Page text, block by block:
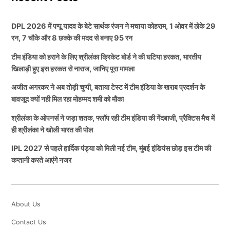
लगातार चार हार के बाद पंजाब किंग्स की प्लेऑफ की राह मुश्किल
होती जा रही है। सीजन की शुरुआत में टीम शानदार लय में दिख
रही थी, लेकिन अब टीम पर दबाव बढ़ चुका है। कप्तान श्रेयस
अय्यर (Shreyas Iyer) के बयान से साफ है कि आने वाले मैचों में
पंजाब किंग्स को वापसी के लिए हर विभाग में बेहतर प्रदर्शन करना
होगा।
ALSO READ:MI और LSG हुई IPL 2026 से बाहर, अब
इन 4 टीमों पर मंडरा रहा है प्लेऑफ से बाहर होने का खतरा
Indian Premier League 2026 IPL IPL 2026
Punjab Kings
आइए आपको भी इसके बारे में जानकारी देते हैं कि श्रीलंका बोर्ड ने
ऐसी कौन सी पीच तैयारी कि है जिससे भारतीय टीम के लिए
श्रीलंका बोर्ड ने अभ्यास मैच के लिए बनाई तेज
गेंदबाजों की मददगार पिच
सूत्रों से मिली जानकारी के अनुसार कोलंबो के नॉनडेस्क्रिप्ट्स
क्रिकेट क्लब की पिच पर काफी ज्यादा घास छोड़ी गई थी।
जिससे भारतीय टीम के गेंदबाज नाखुश नजर आ रहे हैं। यह खबर
उठाया जा रहा है कि आखिरी इसके पीछे का कारण क्या था?
DPL 2026 में पप्पू यादव के बेटे सार्थक रंजन ने मचाया कोहराम, 1 ओवर में ठोके 29
रन, 7 चौके और 8 छक्के की मदद से बनाए 95 रन
टीम इंडिया को हराने के लिए श्रीलंका क्रिकेट बोर्ड ने की घटिया हरकत, भारतीय
खिलाड़ी हुए इस हरकत से नाराज, जानिए पूरा मामला
अजीत अगरकर ने अब तोड़ी चुप्पी, बताया टेस्ट में टीम इंडिया के खराब प्रदर्शन के
बावजूद क्यों नही मिल रहा मोहम्मद शमी को मौका
श्रीलंका के ओपनर्स ने जड़ा शतक, फ्लॉप रही टीम इंडिया की गेंदबाजी, प्रैक्टिस मैच में
ही श्रीलंका ने खोली भारत की पोल
IPL 2027 से पहले हार्दिक पंड्या को मिली नई टीम, मुंबई इंडियंस छोड़ इस टीम की
कप्तानी करते आएंगे नजर
About Us
Contact Us